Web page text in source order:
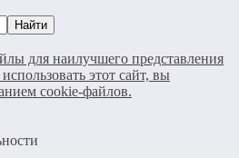
для наилучшего представления
этот сайт, вы
cookie-файлов.